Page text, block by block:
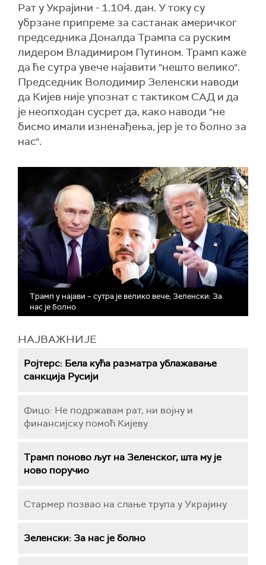
Рат у Украјини - 1.104. дан. У току су
убрзане припреме за састанак америчког
председника Доналда Трампа са руским
лидером Владимиром Путином. Трамп каже
да ће сутра увече најавити "нешто велико".
Председник Володимир Зеленски наводи
да Кијев није упознат с тактиком САД и да
је неопходан сусрет да, како наводи "не
бисмо имали изненађења, јер је то болно за
нас".
Трамп у најави – сутра је велико вече; Зеленски: За
нас је болно
НАЈВАЖНИЈЕ
Ројтерс: Бела кућа разматра ублажавање
санкција Русији
Фицо: Не подржавам рат, ни војну и
финансијску помоћ Кијеву
Трамп поново љут на Зеленског, шта му је
ново поручио
Стармер позвао на слање трупа у Украјину
Зеленски: За нас је болно